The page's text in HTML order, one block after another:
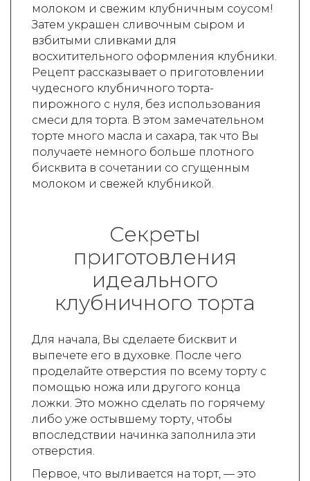
молоком и свежим клубничным соусом!
Затем украшен сливочным сыром и
взбитыми сливками для
восхитительного оформления клубники.
Рецепт рассказывает о приготовлении
чудесного клубничного торта-
пирожного с нуля, без использования
смеси для торта. В этом замечательном
торте много масла и сахара, так что Вы
получаете немного больше плотного
бисквита в сочетании со сгущенным
молоком и свежей клубникой.
Секреты
приготовления
идеального
клубничного торта
Для начала, Вы сделаете бисквит и
выпечете его в духовке. После чего
проделайте отверстия по всему торту с
помощью ножа или другого конца
ложки. Это можно сделать по горячему
либо уже остывшему торту, чтобы
впоследствии начинка заполнила эти
отверстия.
Первое, что выливается на торт, — это